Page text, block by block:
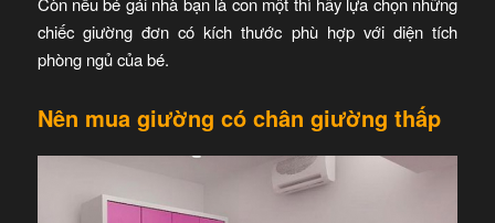
chiếc giường đơn có kích thước phù hợp với diện tích
phòng ngủ của bé.
Nên mua giường có chân giường thấp